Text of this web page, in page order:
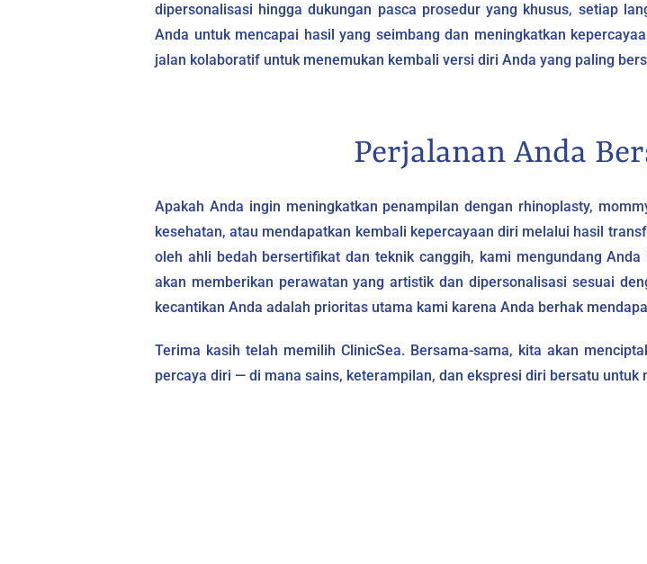
dipersonalisasi hingga dukungan pasca prosedur yang khusus, setiap
Anda untuk mencapai hasil yang seimbang dan meningkatkan
jalan kolaboratif untuk menemukan kembali versi diri Anda yang paling
Perjalanan Anda
Apakah Anda ingin meningkatkan penampilan dengan rhinoplasty,
kesehatan, atau mendapatkan kembali kepercayaan diri melalui hasil
oleh ahli bedah bersertifikat dan teknik canggih, kami mengundang
akan memberikan perawatan yang artistik dan dipersonalisasi sesuai
kecantikan Anda adalah prioritas utama kami karena Anda berhak
Terima kasih telah memilih ClinicSea. Bersama-sama, kita akan
percaya diri — di mana sains, keterampilan, dan ekspresi diri bersatu untuk